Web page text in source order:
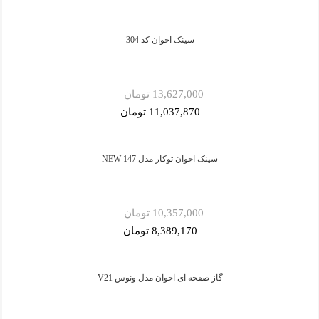
سینک اخوان کد 304
13,627,000 تومان
11,037,870 تومان
سینک اخوان توکار مدل 147 NEW
10,357,000 تومان
8,389,170 تومان
گاز صفحه ای اخوان مدل ونوس V21